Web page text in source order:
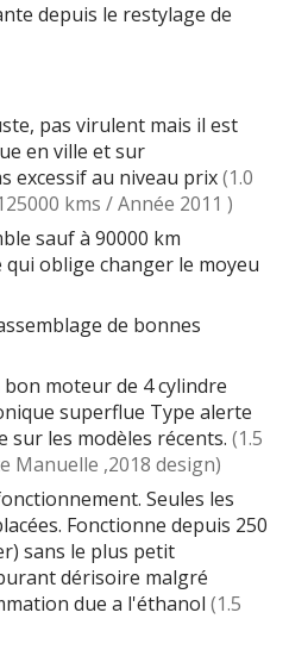
depuis le restylage de
pas virulent mais il est
en ville et sur
excessif au niveau prix(1.0
kms / Année 2011 )
sauf à 90000 km
oblige changer le moyeu
de bonnes
moteur de 4 cylindre
superflue Type alerte
sur les modèles récents. (1.5
Manuelle ,2018 design)
Seules les
Fonctionne depuis 250
sans le plus petit
dérisoire malgré
due a l'éthanol (1.5